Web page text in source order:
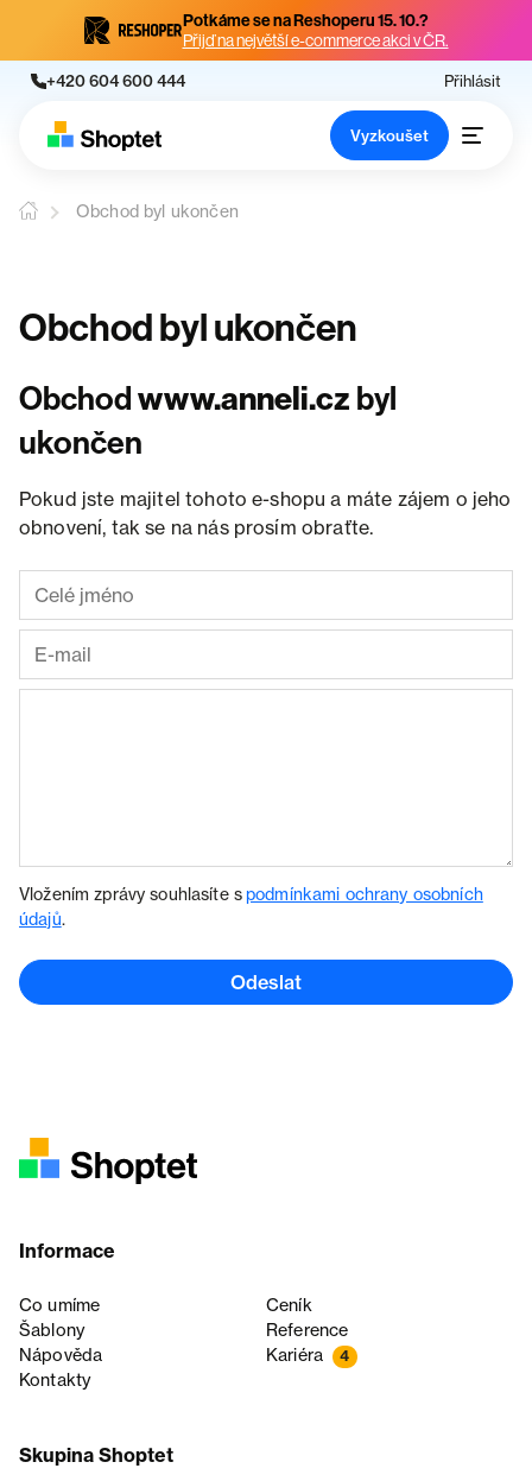
Potkáme se na Reshoperu 15. 10.?
Přijď na největší e-commerce akci v ČR.
+420 604 600 444 Přihlásit
Vyzkoušet
Obchod byl ukončen
Obchod byl ukončen
Obchodwww.anneli.cz byl
ukončen
Pokud jste majitel tohoto e-shopu a máte zájem o jeho
obnovení, tak se na nás prosím obraťte.
Vložením zprávy souhlasíte spodmínkami ochrany osobních
údajů.
Odeslat
Informace
Co umíme
Ceník
Šablony
Reference
Nápověda
Kariéra 4
Kontakty
Skupina Shoptet